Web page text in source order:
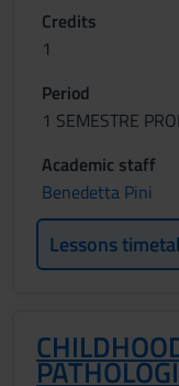
Credits
1
Period
1 SEMESTRE
Academic staff
Benedetta Pini
Lessons